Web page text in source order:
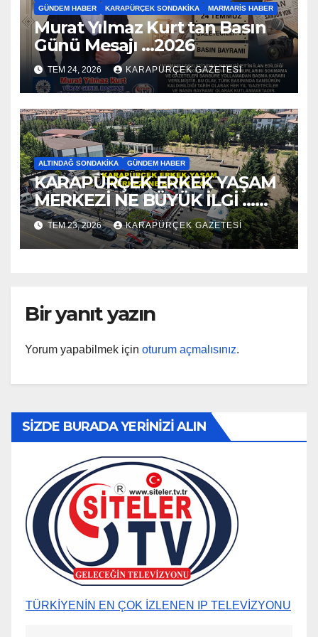
GÜNDEM HABER
KARAPÜRÇEK SONDAKIKA MARMARIS HABER
Murat Yılmaz Kurt tan Basın
Günü Mesajı …2026
TEM 24, 2026 KARAPÜRÇEK GAZETESİ
ALTINDAĞ SONDAKIKA GÜNDEM HABER
KARAPÜRÇEK ERKEK YAŞAM
MERKEZİ NE BÜYÜK İLGİ …
2026
TEM 23, 2026 KARAPÜRÇEK GAZETESİ
Bir yanıt yazın
Yorum yapabilmek için oturum açmalısınız.
SİZDE BURADA YERİNİZİ ALIN
TÜRKİYENİN EN ÇOK İZLENEN IP TELEVİZYONU